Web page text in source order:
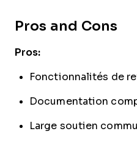
Pros and Cons
Pros:
Fonctionnalités de
Documentation
Large soutien